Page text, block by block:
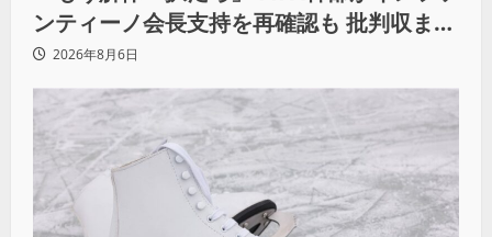
ンティーノ会長支持を再確認も 批判収まら
ず2026年8月6日